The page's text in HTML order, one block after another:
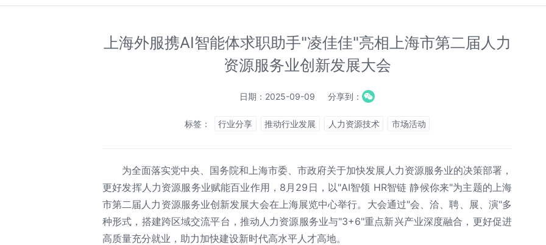
上海外服携AI智能体求职助手"凌佳佳"亮相上海市第二届人力
资源服务业创新发展大会
日期：2025-09-09 分享到：
标签： 行业分享 推动行业发展 人力资源技术 市场活动
为全面落实党中央、国务院和上海市委、市政府关于加快发展人力资源服务业的决策部署，
更好发挥人力资源服务业赋能百业作用，8月29日，以"AI智领 HR智链 静候你来"为主题的上海
市第二届人力资源服务业创新发展大会在上海展览中心举行。大会通过"会、洽、聘、展、演"多
种形式，搭建跨区域交流平台，推动人力资源服务业与"3+6"重点新兴产业深度融合，更好促进
高质量充分就业，助力加快建设新时代高水平人才高地。